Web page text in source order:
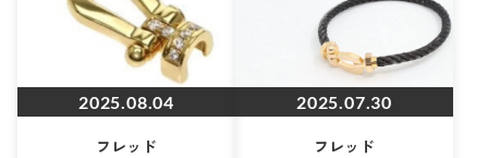
2025.08.04
フレッド
2025.07.30
フレッド